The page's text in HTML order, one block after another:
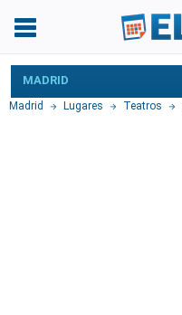
MADRID
Madrid Lugares Teatros